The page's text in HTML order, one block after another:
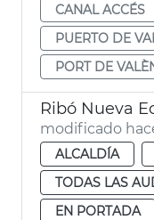
CANAL ACCÉS
PUERTO DE
PORT DE
Ribó Nueva
modificado
ALCALDÍA
TODAS LAS
EN PORTADA